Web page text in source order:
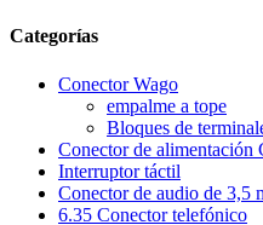
Categorías
Conector Wago
empalme a tope
Bloques de
Conector de alimentación
Interruptor táctil
Conector de audio de 3,5
6.35 Conector telefónico